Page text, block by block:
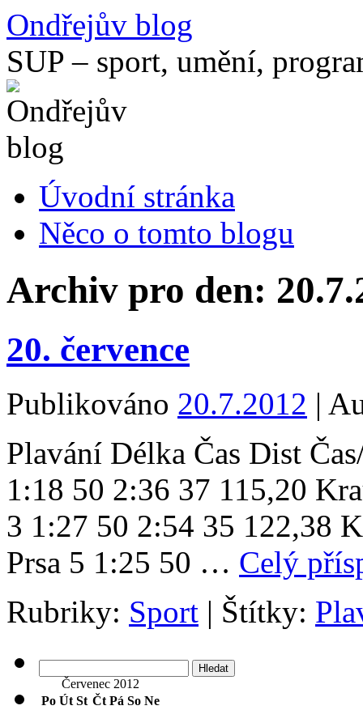
Přejít
k
obsahu
webu
Ondřejův blog
SUP – sport, umění,
Úvodní stránka
Něco o tomto blogu
Archiv pro den:
20. července
Publikováno 20.7.2012 |
Plavání Délka Čas Dist
1:18 50 2:36 37 115,20
3 1:27 50 2:54 35 122,38
Prsa 5 1:25 50 … Celý
Rubriky: Sport | Štítky:
Červenec 2012
Po Út St Čt Pá So Ne